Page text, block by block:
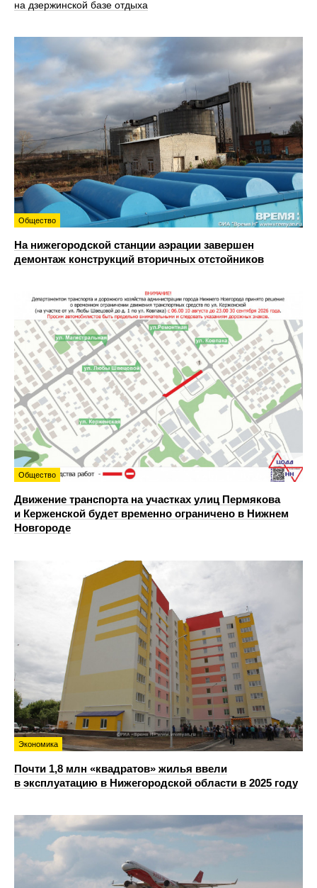
на дзержинской базе отдыха
Общество
На нижегородской станции аэрации завершен
демонтаж конструкций вторичных отстойников
Общество
Движение транспорта на участках улиц Пермякова
и Керженской будет временно ограничено в Нижнем
Новгороде
Экономика
Почти 1,8 млн «квадратов» жилья ввели
в эксплуатацию в Нижегородской области в 2025 году